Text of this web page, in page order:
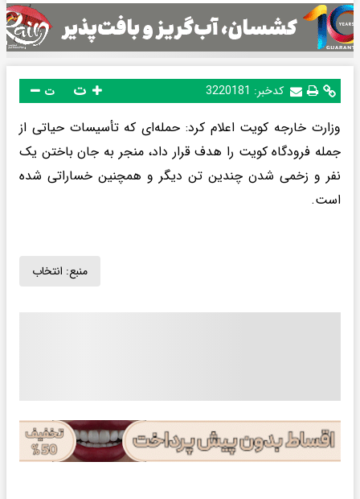
کدخبر: 3220181 ت
وزارت خارجه کویت اعلام کرد: حمله‌ای که تأسیسات حیاتی از
جمله فرودگاه کویت را هدف قرار داد، منجر به جان باختن یک
نفر و زخمی شدن چندین تن دیگر و همچنین خساراتی شده
است.
منبع: انتخاب